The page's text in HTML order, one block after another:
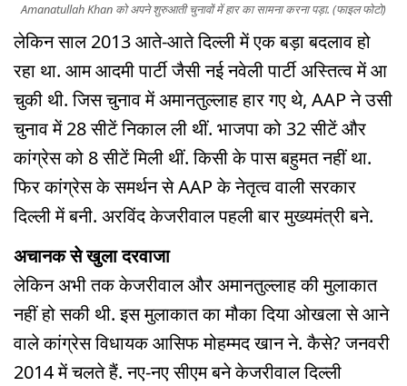
Amanatullah Khan को अपने शुरुआती चुनावों में हार का सामना करना पड़ा. (फाइल फोटो)
लेकिन साल 2013 आते-आते दिल्ली में एक बड़ा बदलाव हो
रहा था. आम आदमी पार्टी जैसी नई नवेली पार्टी अस्तित्व में आ
चुकी थी. जिस चुनाव में अमानतुल्लाह हार गए थे, AAP ने उसी
चुनाव में 28 सीटें निकाल ली थीं. भाजपा को 32 सीटें और
कांग्रेस को 8 सीटें मिली थीं. किसी के पास बहुमत नहीं था.
फिर कांग्रेस के समर्थन से AAP के नेतृत्व वाली सरकार
दिल्ली में बनी. अरविंद केजरीवाल पहली बार मुख्यमंत्री बने.
अचानक से खुला दरवाजा
लेकिन अभी तक केजरीवाल और अमानतुल्लाह की मुलाकात
नहीं हो सकी थी. इस मुलाकात का मौका दिया ओखला से आने
वाले कांग्रेस विधायक आसिफ मोहम्मद खान ने. कैसे? जनवरी
2014 में चलते हैं. नए-नए सीएम बने केजरीवाल दिल्ली